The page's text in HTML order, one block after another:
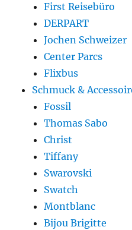
First Reisebüro
DERPART
Jochen Schweizer
Center Parcs
Flixbus
Schmuck &
Fossil
Thomas Sabo
Christ
Tiffany
Swarovski
Swatch
Montblanc
Bijou Brigitte